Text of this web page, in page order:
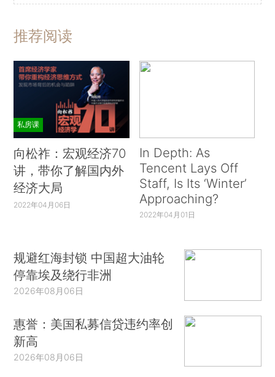
推荐阅读
私房课
向松祚：宏观经济70
讲，带你了解国内外
经济大局
2022年04月06日
In Depth: As
Tencent Lays Off
Staff, Is Its ‘Winter’
Approaching?
2022年04月01日
规避红海封锁 中国超大油轮
停靠埃及绕行非洲
2026年08月06日
惠誉：美国私募信贷违约率创
新高
2026年08月06日